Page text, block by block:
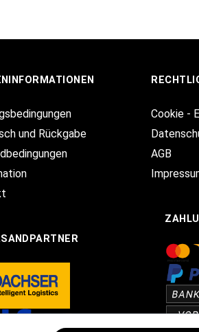
und Rückgabe
Cookie -
AGB